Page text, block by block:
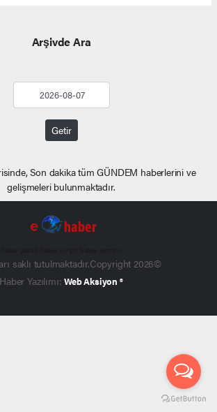
Arşivde Ara
Getir
Son dakika tüm GÜNDEM haberlerini ve
gelişmeleri bulunmaktadır.
saklı tutulmaktadır.Copyright 2026©
Haber Yazılımı:Web Aksiyon ®